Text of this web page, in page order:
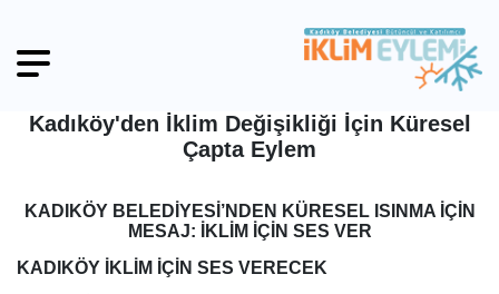
Kadıköy'den İklim Değişikliği İçin Küresel
Çapta Eylem
KADIKÖY BELEDİYESİ’NDEN KÜRESEL ISINMA İÇİN
MESAJ: İKLİM İÇİN SES VER
KADIKÖY İKLİM İÇİN SES VERECEK